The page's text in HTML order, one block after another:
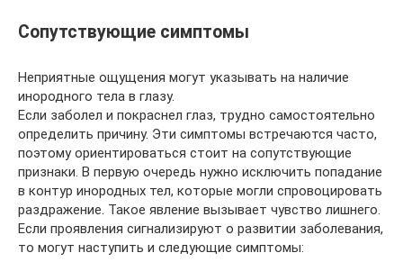
Сопутствующие симптомы
Неприятные ощущения могут указывать на наличие
инородного тела в глазу.
Если заболел и покраснел глаз, трудно самостоятельно
определить причину. Эти симптомы встречаются часто,
поэтому ориентироваться стоит на сопутствующие
признаки. В первую очередь нужно исключить попадание
в контур инородных тел, которые могли спровоцировать
раздражение. Такое явление вызывает чувство лишнего.
Если проявления сигнализируют о развитии заболевания,
то могут наступить и следующие симптомы: